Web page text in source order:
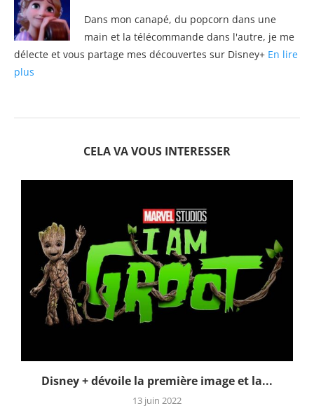
Dans mon canapé, du popcorn dans une
main et la télécommande dans l'autre, je me
délecte et vous partage mes découvertes sur Disney+ En lire
plus
CELA VA VOUS INTERESSER
Disney + dévoile la première image et la...
13 juin 2022